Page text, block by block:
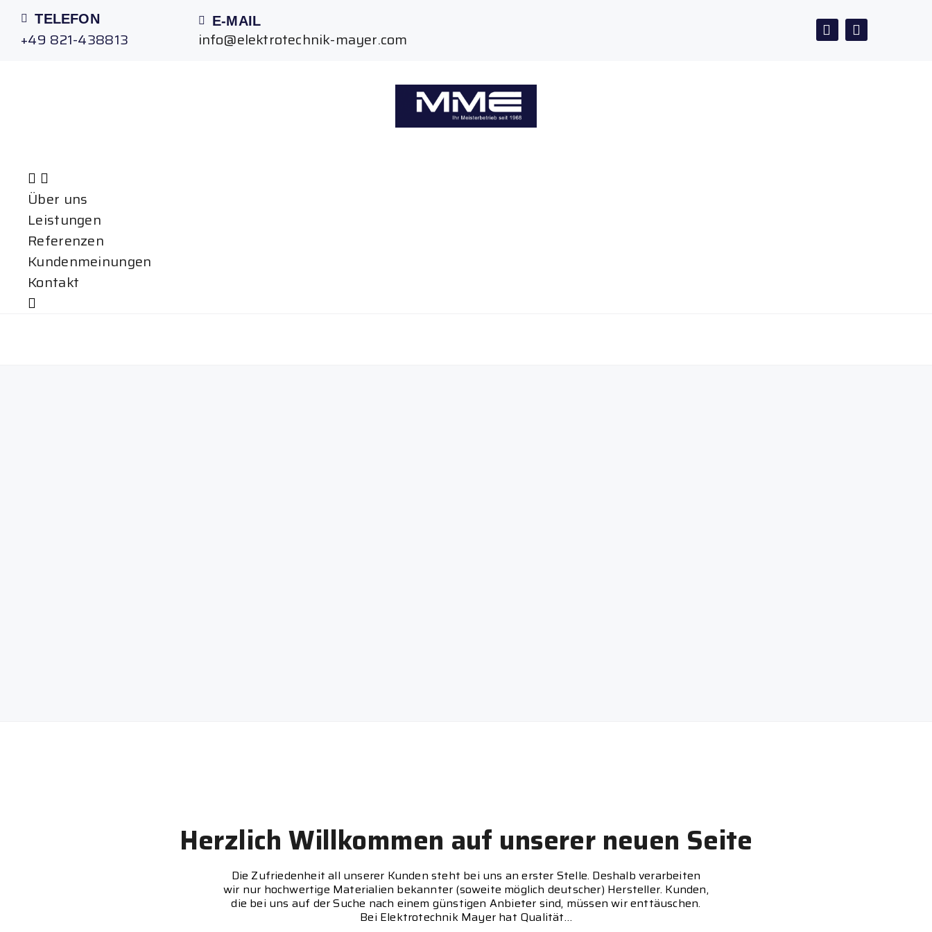
TELEFON
+49 821-438813
E-MAIL
info@elektrotechnik-mayer.com
Über uns
Leistungen
Referenzen
Kundenmeinungen
Kontakt
Herzlich Willkommen auf unserer neuen Seite
Die Zufriedenheit all unserer Kunden steht bei uns an erster Stelle. Deshalb verarbeiten
wir nur hochwertige Materialien bekannter (soweite möglich deutscher) Hersteller. Kunden,
die bei uns auf der Suche nach einem günstigen Anbieter sind, müssen wir enttäuschen.
Bei Elektrotechnik Mayer hat Qualität…